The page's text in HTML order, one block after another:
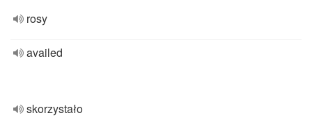
rosy
availed
skorzystało